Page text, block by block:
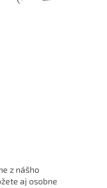
z nášho
aj osobne